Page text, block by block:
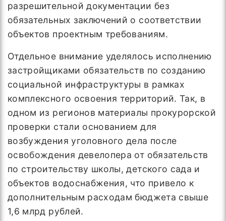
разрешительной документации без
обязательных заключений о соответствии
объектов проектным требованиям.
Отдельное внимание уделялось исполнению
застройщиками обязательств по созданию
социальной инфраструктуры в рамках
комплексного освоения территорий. Так, в
одном из регионов материалы прокурорской
проверки стали основанием для
возбуждения уголовного дела после
освобождения девелопера от обязательств
по строительству школы, детского сада и
объектов водоснабжения, что привело к
дополнительным расходам бюджета свыше
1,6 млрд рублей.